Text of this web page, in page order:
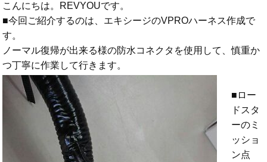
こんにちは。REVYOUです。
■今回ご紹介するのは、エキシージのVPROハーネス作成で
す。
ノーマル復帰が出来る様の防水コネクタを使用して、慎重か
つ丁寧に作業して行きます。
■ロー
ドスタ
ーのミ
ッショ
ン点